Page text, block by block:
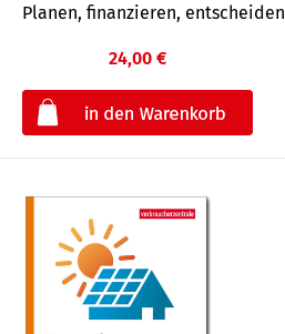
Planen, finanzieren, entscheiden
24,00 €